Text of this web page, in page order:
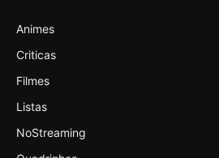
Animes
Criticas
Filmes
Listas
NoStreaming